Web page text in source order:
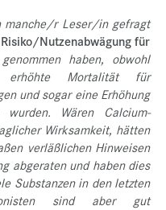
r Leser/in gefragt
Risiko/Nutzenabwägung für
haben, obwohl
erhöhte Mortalität für
und sogar eine Erhöhung
wurden. Wären Calcium-
Wirksamkeit, hätten
verläßlichen Hinweisen
abgeraten und haben dies
Substanzen in den letzten
sind aber gut